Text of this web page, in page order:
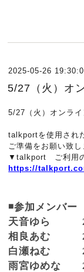
2025-05-26
5/27（火）オ
5/27（火）オン
talkportを使用され
ご準備をお願い致し
▼talkport ご利用
https://
◾️参加メンバー
天音ゆら
相良あむ
白瀬ねむ
雨宮ゆめな